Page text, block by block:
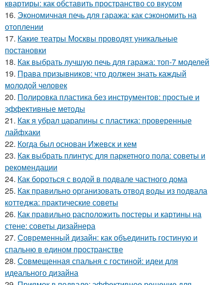
квартиры: как обставить пространство со вкусом
16. Экономичная печь для гаража: как сэкономить на
отоплении
17. Какие театры Москвы проводят уникальные
постановки
18. Как выбрать лучшую печь для гаража: топ-7 моделей
19. Права призывников: что должен знать каждый
молодой человек
20. Полировка пластика без инструментов: простые и
эффективные методы
21. Как я убрал царапины с пластика: проверенные
лайфхаки
22. Когда был основан Ижевск и кем
23. Как выбрать плинтус для паркетного пола: советы и
рекомендации
24. Как бороться с водой в подвале частного дома
25. Как правильно организовать отвод воды из подвала
коттеджа: практические советы
26. Как правильно расположить постеры и картины на
стене: советы дизайнера
27. Современный дизайн: как объединить гостиную и
спальню в едином пространстве
28. Совмещенная спальня с гостиной: идеи для
идеального дизайна